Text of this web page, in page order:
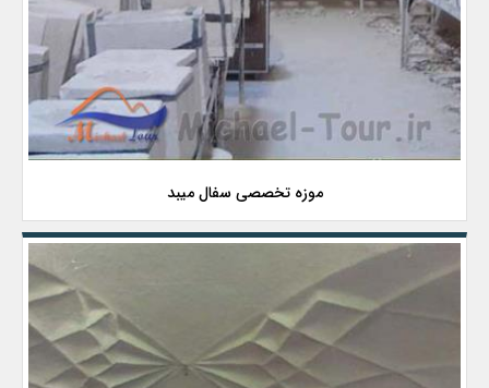
موزه تخصصی سفال میبد